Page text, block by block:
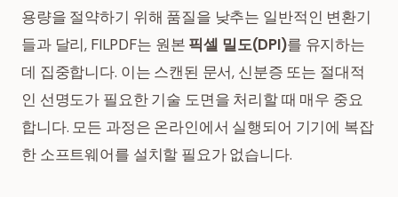
용량을 절약하기 위해 품질을 낮추는 일반적인 변환기
들과 달리, FILPDF는 원본 픽셀 밀도(DPI)를 유지하는
데 집중합니다. 이는 스캔된 문서, 신분증 또는 절대적
인 선명도가 필요한 기술 도면을 처리할 때 매우 중요
합니다. 모든 과정은 온라인에서 실행되어 기기에 복잡
한 소프트웨어를 설치할 필요가 없습니다.